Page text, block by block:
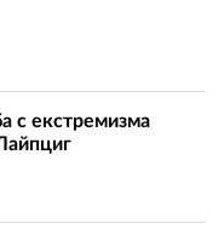
с екстремизма